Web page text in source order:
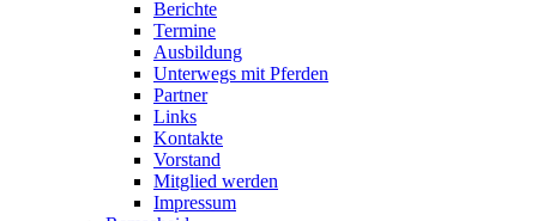
Berichte
Termine
Ausbildung
Unterwegs mit Pferden
Partner
Links
Kontakte
Vorstand
Mitglied werden
Impressum